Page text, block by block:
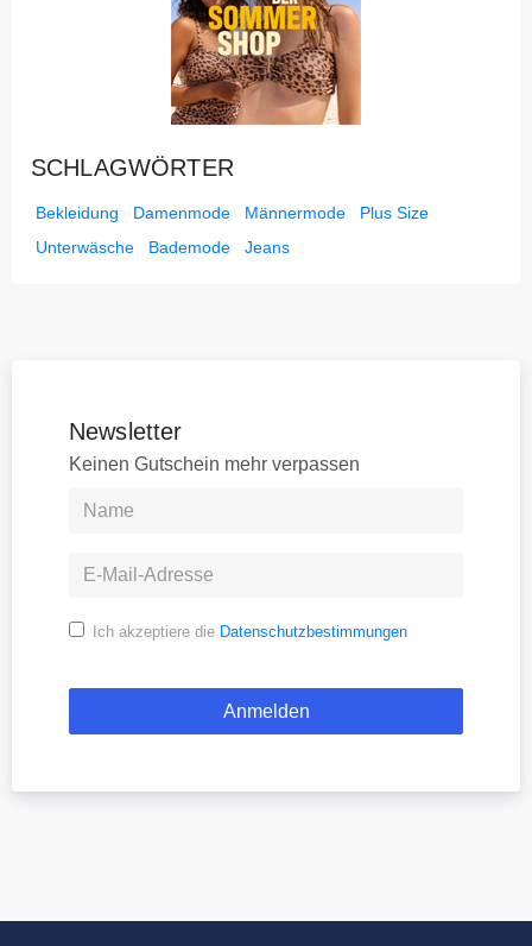
SCHLAGWÖRTER
Bekleidung Damenmode Männermode
Plus Size
Unterwäsche
Bademode Jeans
Newsletter
Keinen Gutschein mehr verpassen
Ich akzeptiere die Datenschutzbestimmungen